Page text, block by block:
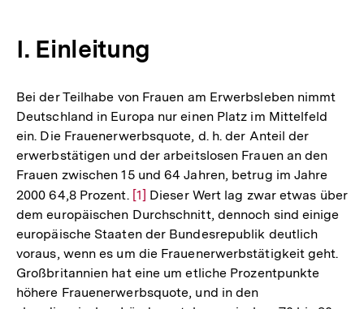
I. Einleitung
Bei der Teilhabe von Frauen am Erwerbsleben nimmt
Deutschland in Europa nur einen Platz im Mittelfeld
ein. Die Frauenerwerbsquote, d. h. der Anteil der
erwerbstätigen und der arbeitslosen Frauen an den
Frauen zwischen 15 und 64 Jahren, betrug im Jahre
2000 64,8 Prozent. Zur
Auflösung
der
Fußnote
[1] Dieser Wert lag zwar etwas über
dem europäischen Durchschnitt, dennoch sind einige
europäische Staaten der Bundesrepublik deutlich
voraus, wenn es um die Frauenerwerbstätigkeit geht.
Großbritannien hat eine um etliche Prozentpunkte
höhere Frauenerwerbsquote, und in den